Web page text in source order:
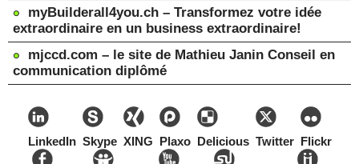
myBuilderall4you.ch – Transformez votre idée
extraordinaire en un business extraordinaire!
mjccd.com – le site de Mathieu Janin Conseil en
communication diplômé
LinkedIn Skype XING Plaxo Delicious Twitter Flickr